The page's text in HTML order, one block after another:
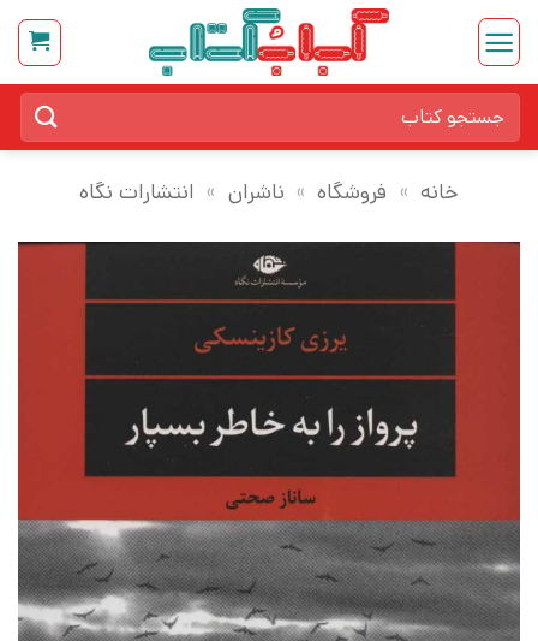
Skip
content
برای:
خانه » فروشگاه » ناشران » انتشارات نگاه